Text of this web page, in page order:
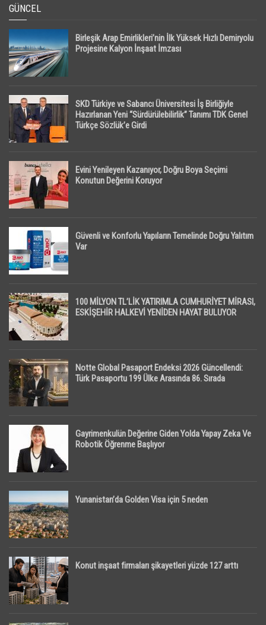
GÜNCEL
Birleşik Arap Emirlikleri’nin İlk Yüksek Hızlı Demiryolu
Projesine Kalyon İnşaat İmzası
SKD Türkiye ve Sabancı Üniversitesi İş Birliğiyle
Hazırlanan Yeni “Sürdürülebilirlik” Tanımı TDK Genel
Türkçe Sözlük’e Girdi
Evini Yenileyen Kazanıyor, Doğru Boya Seçimi
Konutun Değerini Koruyor
Güvenli ve Konforlu Yapıların Temelinde Doğru Yalıtım
Var
100 MİLYON TL’LİK YATIRIMLA CUMHURİYET MİRASI,
ESKİŞEHİR HALKEVİ YENİDEN HAYAT BULUYOR
Notte Global Pasaport Endeksi 2026 Güncellendi:
Türk Pasaportu 199 Ülke Arasında 86. Sırada
Gayrimenkulün Değerine Giden Yolda Yapay Zeka Ve
Robotik Öğrenme Başlıyor
Yunanistan’da Golden Visa için 5 neden
Konut inşaat firmaları şikayetleri yüzde 127 arttı